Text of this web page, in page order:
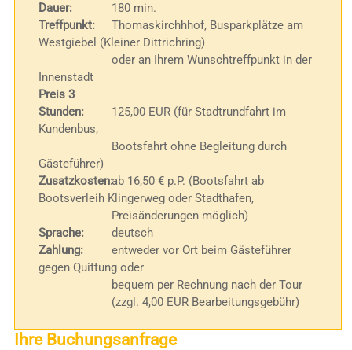
Dauer:
180 min.
Treffpunkt:
Thomaskirchhhof, Busparkplätze am
Westgiebel (Kleiner Dittrichring)
oder an Ihrem Wunschtreffpunkt in der
Innenstadt
Preis 3
Stunden:
125,00 EUR (für Stadtrundfahrt im
Kundenbus,
Bootsfahrt ohne Begleitung durch
Gästeführer)
Zusatzkosten:ab 16,50 € p.P. (Bootsfahrt ab
Bootsverleih Klingerweg oder Stadthafen,
Preisänderungen möglich)
Sprache:
deutsch
Zahlung:
entweder vor Ort beim Gästeführer
gegen Quittung oder
bequem per Rechnung nach der Tour
(zzgl. 4,00 EUR Bearbeitungsgebühr)
Ihre Buchungsanfrage